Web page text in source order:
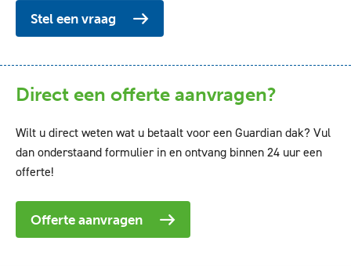
Stel een vraag
Direct een offerte aanvragen?
Wilt u direct weten wat u betaalt voor een Guardian dak? Vul
dan onderstaand formulier in en ontvang binnen 24 uur een
offerte!
Offerte aanvragen